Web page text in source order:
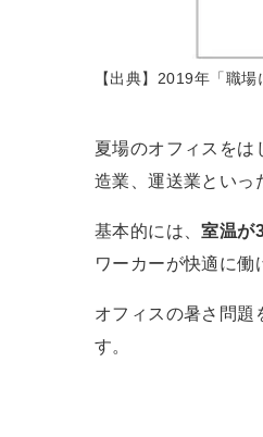
【出典】2019年「職
夏場のオフィスをは
造業、運送業といっ
基本的には、室温が
ワーカーが快適に働
オフィスの暑さ問題
す。